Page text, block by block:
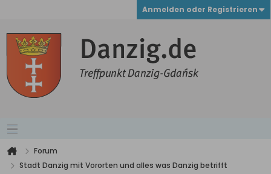
Anmelden oder Registrieren
Forum
Stadt Danzig mit Vororten und alles was Danzig betrifft